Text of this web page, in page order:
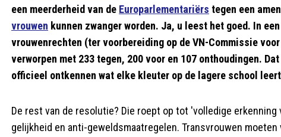
een meerderheid van de Europarlementariërs tegen een
vrouwen kunnen zwanger worden. Ja, u leest het goed. In
vrouwenrechten (ter voorbereiding op de VN-Commissie
verworpen met 233 tegen, 200 voor en 107 onthoudingen.
officieel ontkennen wat elke kleuter op de lagere school
De rest van de resolutie? Die roept op tot 'volledige
gelijkheid en anti-geweldsmaatregelen. Transvrouwen